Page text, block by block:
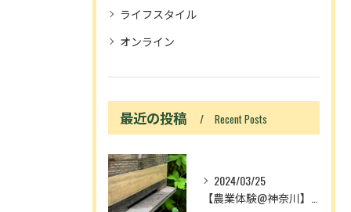
ライフスタイル
オンライン
最近の投稿 Recent Posts
2024/03/25